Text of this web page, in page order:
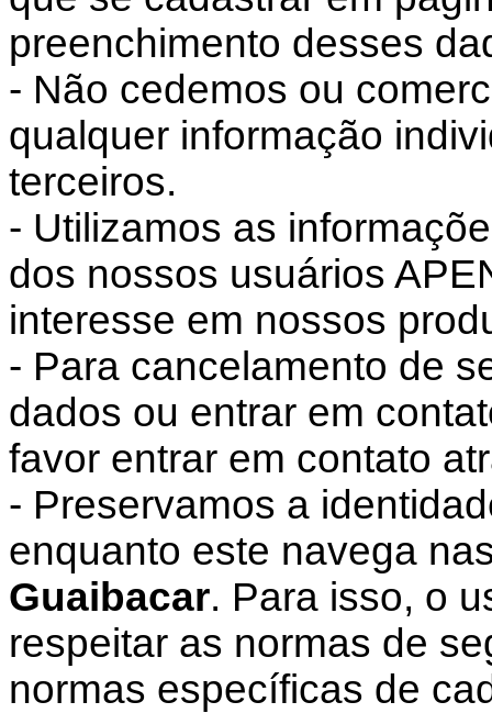
preenchimento desses
- Não cedemos ou
qualquer informação
terceiros.
- Utilizamos as
dos nossos usuários
interesse em nossos
- Para cancelamento de
dados ou entrar em
favor entrar em contato
- Preservamos a
enquanto este navega
Guaibacar. Para isso, o
respeitar as normas de
normas específicas de